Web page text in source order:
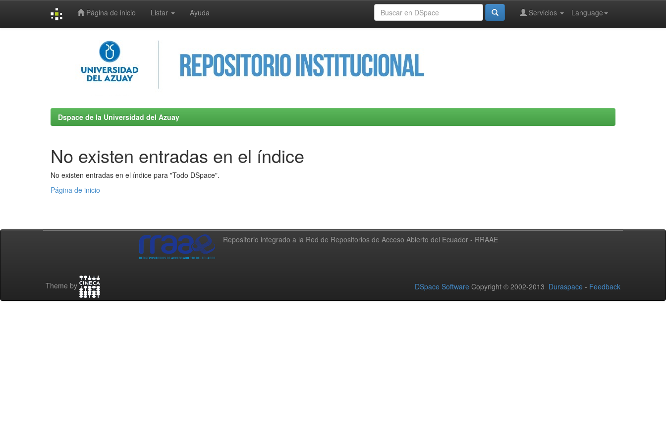
Página de inicio Listar Ayuda Language
Servicios
Dspace de la Universidad del Azuay
No existen entradas en el índice
No existen entradas en el índice para "Todo DSpace".
Página de inicio
Repositorio integrado a la Red de Repositorios de Acceso Abierto del Ecuador - RRAAE
Theme by DSpace Software Copyright © 2002-2013 Duraspace - Feedback